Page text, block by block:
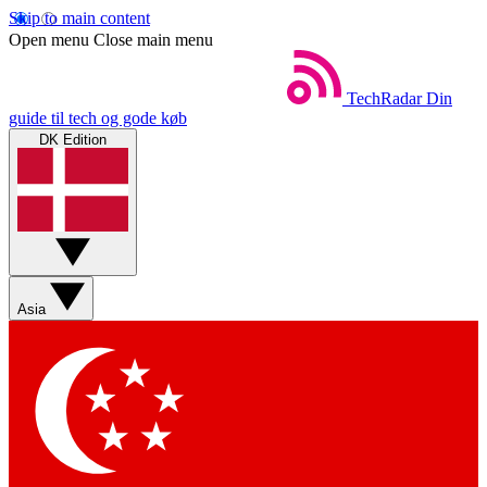
Skip to main content
Open menu Close main menu
TechRadar Din
guide til tech og gode køb
DK Edition
Asia